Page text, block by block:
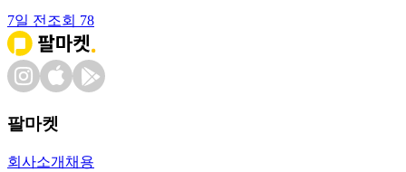
7일 전 조회 78
팔마켓
회사소개 채용